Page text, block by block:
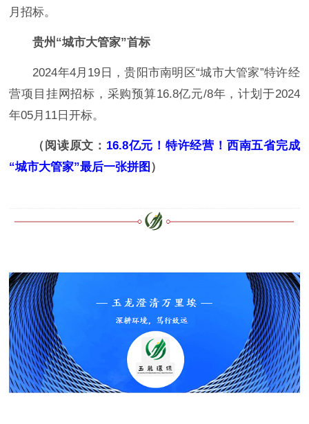
月招标。
贵州“城市大管家”首标
2024年4月19日，贵阳市南明区“城市大管家”特许经
营项目挂网招标，采购预算16.8亿元/8年，计划于2024
年05月11日开标。
（阅读原文： 16.8亿元！特许经营！西南五省完成
“城市大管家”最后一张拼图 ）